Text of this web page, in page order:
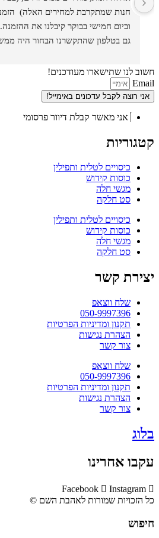
וביום חמישי בבוקר קיבלנו את ההזמנה.
חשוב לנו שתישארו מעודכנים!
Email
אני רוצה לקבל עדכונים באימייל!
אני מאשר קבלת דיוור פרסומי
קטגוריות
כיסויים לטלית ותפילין
כוסות קידוש
מגשי חלה
סט חלקה
כיסויים לטלית ותפילין
כוסות קידוש
מגשי חלה
סט חלקה
יצירת קשר
שלח ווצאפ
050-9997396
תקנון ומדיניות הפרטיות
הצהרת נגישות
צור קשר
שלח ווצאפ
050-9997396
תקנון ומדיניות הפרטיות
הצהרת נגישות
צור קשר
בלוג
עקבו אחרינו
Facebook
Instagram
כל הזכויות שמורות לאהבת השם ©​
חיפוש